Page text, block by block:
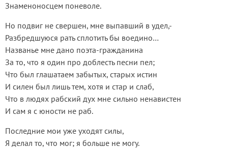
Знаменоносцем поневоле.
Но подвиг не свершен, мне выпавший в удел,-
Разбредшуюся рать сплотить бы воедино…
Названье мне дано поэта-гражданина
За то, что я один про доблесть песни пел;
Что был глашатаем забытых, старых истин
И силен был лишь тем, хотя и стар и слаб,
Что в людях рабский дух мне сильно ненавистен
И сам я с юности не раб.
Последние мои уже уходят силы,
Я делал то, что мог; я больше не могу.